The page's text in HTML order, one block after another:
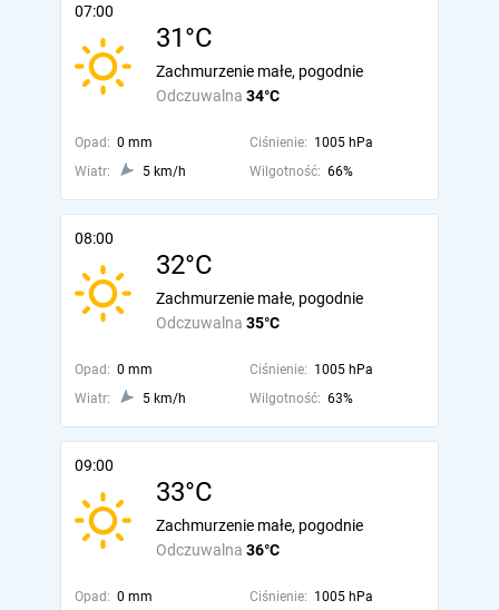
07:00
31°C
Odczuwalna 34°C
Zachmurzenie małe, pogodnie
Opad: 0 mm Ciśnienie: 1005 hPa
Wiatr:
5 km/h Wilgotność: 66%
08:00
32°C
Odczuwalna 35°C
Zachmurzenie małe, pogodnie
Opad: 0 mm Ciśnienie: 1005 hPa
Wiatr:
5 km/h Wilgotność: 63%
09:00
33°C
Odczuwalna 36°C
Zachmurzenie małe, pogodnie
Opad: 0 mm Ciśnienie: 1005 hPa